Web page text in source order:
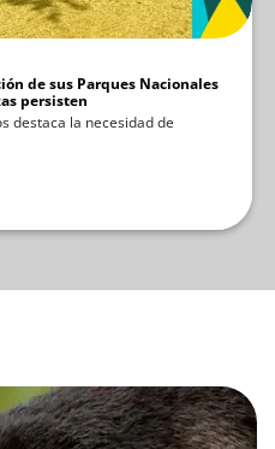
de sus Parques Nacionales
persisten
destaca la necesidad de